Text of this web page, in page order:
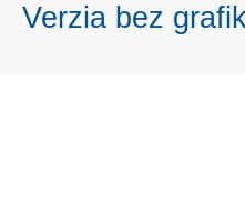
Verzia bez